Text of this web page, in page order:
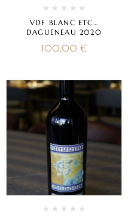
VDF BLANC ETC…
DAGUENEAU 2020
100,00 €